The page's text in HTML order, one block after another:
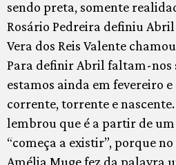
sendo preta, somente
Rosário Pedreira definiu Abril
Vera dos Reis Valente
Para definir Abril faltam-nos
estamos ainda em fevereiro
corrente, torrente e
lembrou que é a partir de
“começa a existir”, porque
Amélia Muge fez da palavra